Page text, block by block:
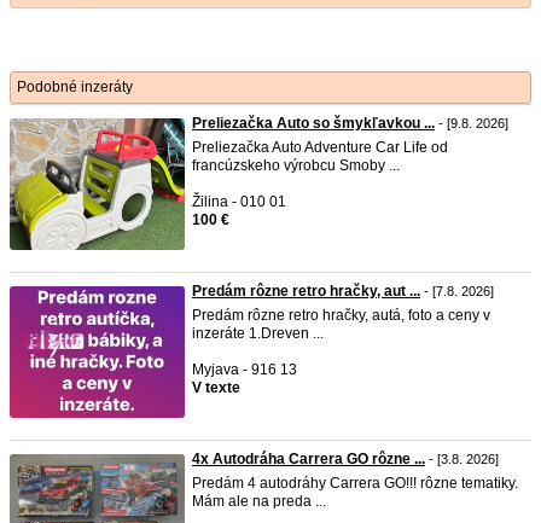
Podobné inzeráty
Preliezačka Auto so šmykľavkou ... - [9.8. 2026]
Preliezačka Auto Adventure Car Life od
francúzskeho výrobcu Smoby ...
Žilina - 010 01
100 €
Predám rôzne retro hračky, aut ... - [7.8. 2026]
Predám rôzne retro hračky, autá, foto a ceny v
inzeráte 1.Dreven ...
Myjava - 916 13
V texte
4x Autodráha Carrera GO rôzne ... - [3.8. 2026]
Predám 4 autodráhy Carrera GO!!! rôzne tematiky.
Mám ale na preda ...